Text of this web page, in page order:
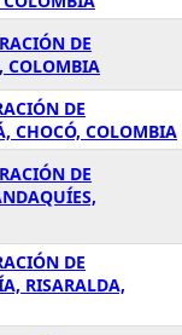
DE
COLOMBIA
DE
CHOCÓ, COLOMBIA
DE
DE
RISARALDA,